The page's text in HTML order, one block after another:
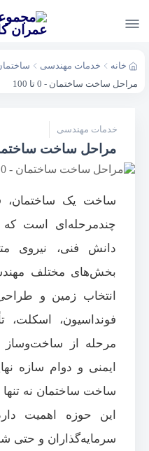
خانه خدمات مهندسی
مراحل ساخت ساختمان - 0 تا 100
خدمات مهندسی
مراحل ساخت ساختمان – 0
ساخت یک ساختمان،
چندمرحله‌ای است که
دانش فنی، نیروی
بخش‌های مختلف
انتخاب زمین و
فونداسیون، اسکلت،
مرحله از ساخت‌وساز
ایمنی و دوام سازه
ساخت ساختمان نه
این حوزه اهمیت
سرمایه‌گذاران و حتی